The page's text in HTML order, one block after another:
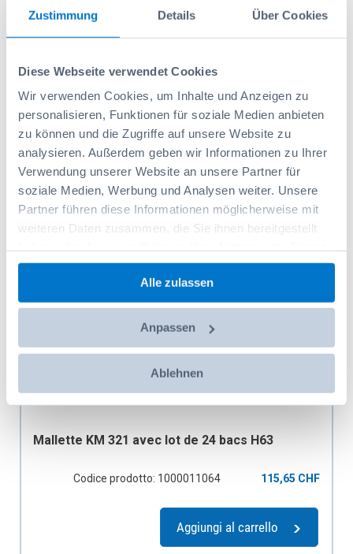
Zustimmung Details Über Cookies
Diese Webseite verwendet Cookies
Wir verwenden Cookies, um Inhalte und Anzeigen zu
personalisieren, Funktionen für soziale Medien anbieten
zu können und die Zugriffe auf unsere Website zu
analysieren. Außerdem geben wir Informationen zu Ihrer
Verwendung unserer Website an unsere Partner für
soziale Medien, Werbung und Analysen weiter. Unsere
Partner führen diese Informationen möglicherweise mit
weiteren Daten zusammen, die Sie ihnen bereitgestellt
gesammelt haben.
Alle zulassen
Anpassen
Ablehnen
Aggiungi al carrello
Mallette KM 321 avec lot de 24 bacs H63
Codice prodotto: 1000011064 115,65 CHF
Aggiungi al carrello